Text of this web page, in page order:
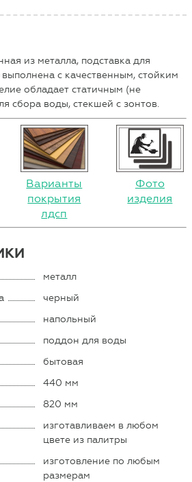
из металла, подставка для
с качественным, стойким
обладает статичным (не
сбора воды, стекшей с зонтов.
Варианты
покрытия
лдсп
Фото
изделия
металл
черный
напольный
поддон для воды
бытовая
440 мм
820 мм
изготавливаем в любом
цвете из палитры
изготовление по любым
размерам